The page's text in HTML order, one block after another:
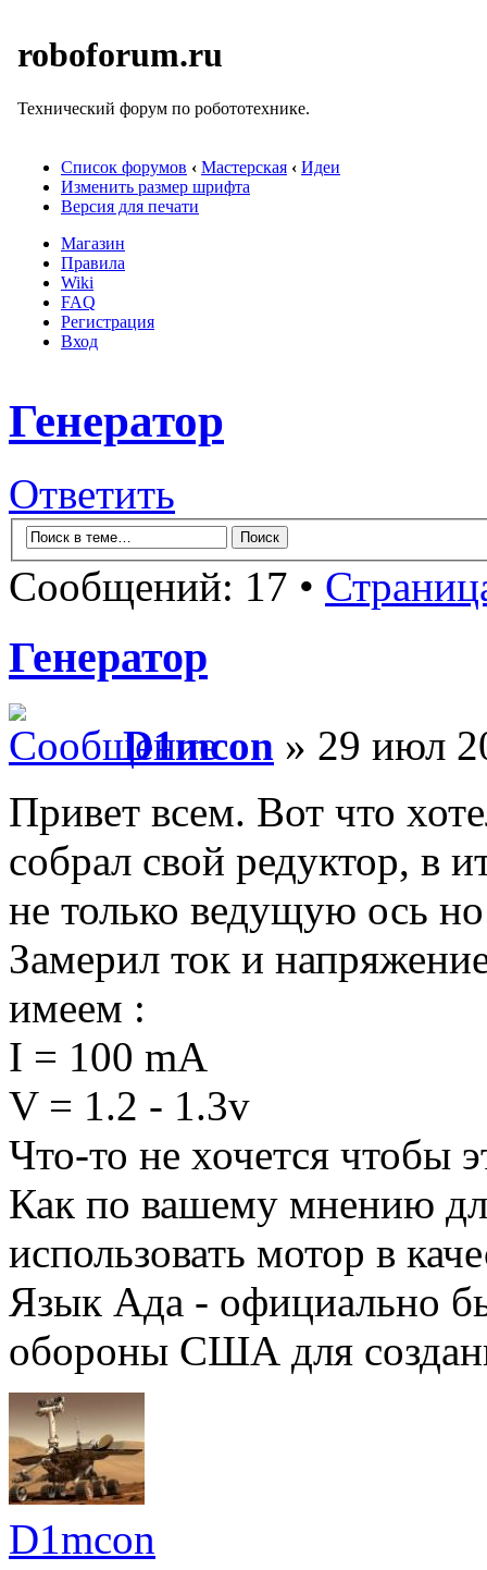
roboforum.ru
Технический форум по робототехнике.
Список форумов ‹ Мастерская ‹ Идеи
Изменить размер шрифта
Версия для печати
Магазин
Правила
Wiki
FAQ
Регистрация
Вход
Генератор
Ответить
Сообщений: 17 •
Генератор
D1mcon » 29 июл
Привет всем. Вот что
собрал свой редуктор, в
не только ведущую ось
Замерил ток и
имеем :
I = 100 mA
V = 1.2 - 1.3v
Что-то не хочется чтобы
Как по вашему мнению
использовать мотор в
Язык Ада - официально
обороны США для
D1mcon